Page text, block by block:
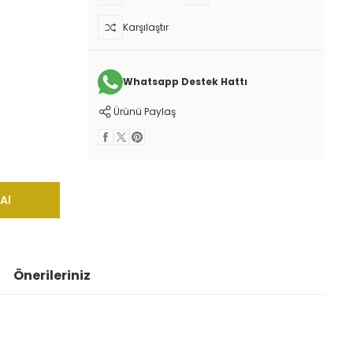
Karşılaştır
Whatsapp Destek Hattı
Ürünü Paylaş
Önerileriniz